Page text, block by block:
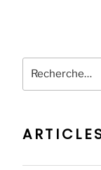
Recherche
pour